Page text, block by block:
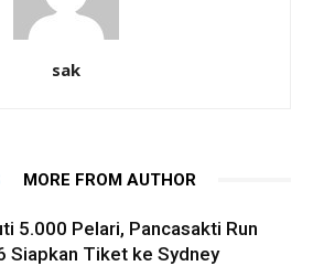
sak
MORE FROM AUTHOR
5.000 Pelari, Pancasakti Run
Siapkan Tiket ke Sydney